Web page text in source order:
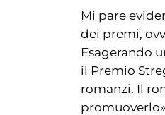
Mi pare
dei premi,
Esagerando
il Premio
romanzi. Il